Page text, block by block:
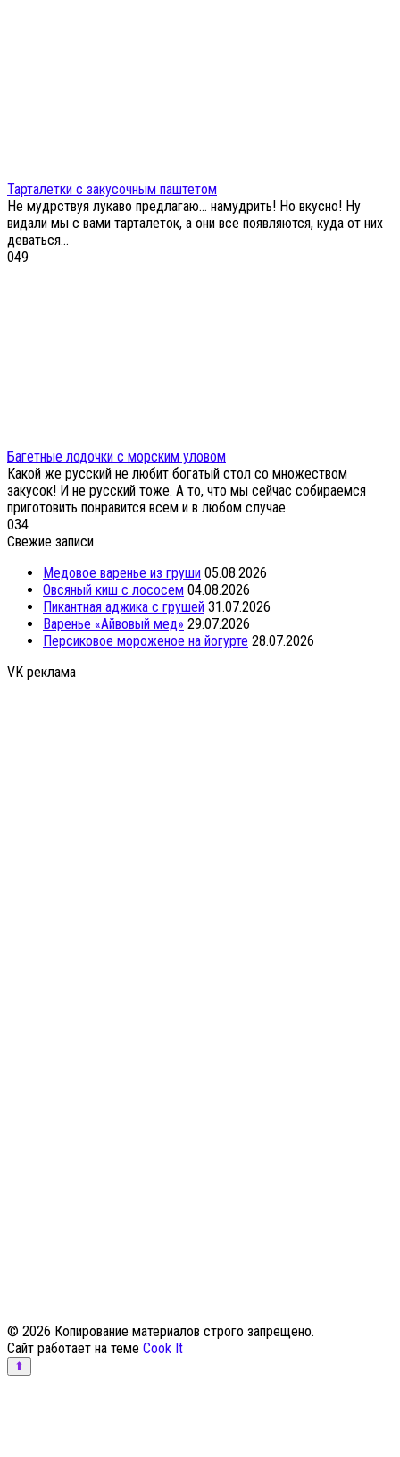
Тарталетки с закусочным паштетом
Не мудрствуя лукаво предлагаю… намудрить! Но вкусно! Ну
видали мы с вами тарталеток, а они все появляются, куда от них
деваться…
049
Багетные лодочки с морским уловом
Какой же русский не любит богатый стол со множеством
закусок! И не русский тоже. А то, что мы сейчас собираемся
приготовить понравится всем и в любом случае.
034
Свежие записи
Медовое варенье из груши 05.08.2026
Овсяный киш с лососем 04.08.2026
Пикантная аджика с грушей 31.07.2026
Варенье «Айвовый мед» 29.07.2026
Персиковое мороженое на йогурте 28.07.2026
VK реклама
© 2026 Копирование материалов строго запрещено.
Сайт работает на теме Cook It